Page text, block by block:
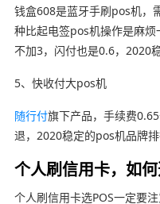
钱盒608是蓝牙手刷pos机，
种比起电签pos机操作是麻
不加3，闪付也是0.6，2020
5、快收付大pos机
随行付旗下产品，手续费
退，2020稳定的pos机品牌排
个人刷信用卡，如
个人刷信用卡选POS一定要注